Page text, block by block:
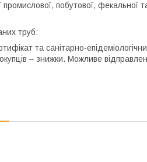
побутової, фекальної
труб:
та санітарно-
– знижки. Можливе